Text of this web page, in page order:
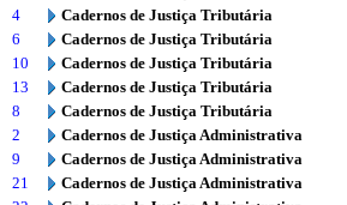
4
Cadernos de Justiça Tributária
6
Cadernos de Justiça Tributária
10
Cadernos de Justiça Tributária
13
Cadernos de Justiça Tributária
8
Cadernos de Justiça Tributária
2
Cadernos de Justiça Administrativa
9
Cadernos de Justiça Administrativa
21
Cadernos de Justiça Administrativa